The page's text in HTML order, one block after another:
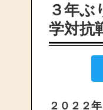
３年ぶ
学対抗
２０２２